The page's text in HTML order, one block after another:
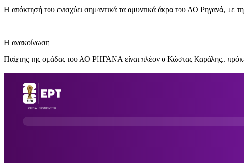
Η απόκτησή του ενισχύει σημαντικά τα αμυντικά άκρα του ΑΟ Ρηγανά, με
Η ανακοίνωση
Παίχτης της ομάδας του ΑΟ ΡΗΓΑΝΑ είναι πλέον ο Κώστας Καράλης..